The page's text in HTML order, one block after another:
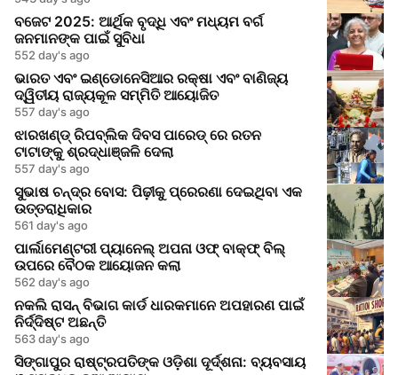
ବଜେଟ 2025: ଆର୍ଥିକ ବୃଦ୍ଧି ଏବଂ ମଧ୍ୟମ ବର୍ଗ
ଜନମାନଙ୍କ ପାଇଁ ସୁବିଧା
552 day's ago
ଭାରତ ଏବଂ ଇଣ୍ଡୋନେସିଆର ରକ୍ଷା ଏବଂ ବାଣିଜ୍ୟ
ଦ୍ୱିତୀୟ ରାଜ୍ୟକୂଳ ସମ୍ମିତି ଆୟୋଜିତ
557 day's ago
ଝାରଖଣ୍ଡ୍ ରିପବ୍ଲିକ ଦିବସ ପାରେଡ୍ ରେ ରତନ
ଟାଟାଙ୍କୁ ଶ୍ରଦ୍ଧାଞ୍ଜଳି ଦେଲା
557 day's ago
ସୁଭାଷ ଚନ୍ଦ୍ର ବୋସ: ପିଢ଼ୀକୁ ପ୍ରେରଣା ଦେଇଥିବା ଏକ
ଉତ୍ତରାଧିକାର
561 day's ago
ପାର୍ଲାମେଣ୍ଟରୀ ପ୍ୟାନେଲ୍ ଅପନା ଓଫ୍ ବାକ୍ଫ୍ ବିଲ୍
ଉପରେ ବୈଠକ ଆୟୋଜନ କଲା
562 day's ago
ନକଲି ରାସନ୍ ବିଭାଗ କାର୍ଡ ଧାରକମାନେ ଅପହାରଣ ପାଇଁ
ନିର୍ଦ୍ଦିଷ୍ଟ ଅଛନ୍ତି
563 day's ago
ସିଙ୍ଗାପୁର ରାଷ୍ଟ୍ରପତିଙ୍କ ଓଡ଼ିଶା ଦୂର୍ଦ୍ଶନା: ବ୍ୟବସାୟ